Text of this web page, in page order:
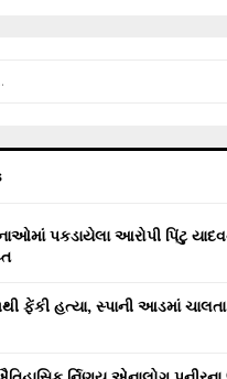
પકડાયેલા આરોપી પિંટુ
ફેંકી હત્યા, સ્પાની આડમાં ચાલતા